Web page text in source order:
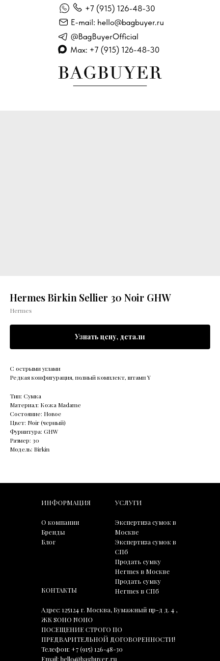
E-mail: hello@bagbuyer.ru
+7 (915) 126-48-30
@BagBuyerOfficial
Max: +7 (915) 126-48-30
Hermes Birkin Sellier 30 Noir GHW
Hermes
Узнать цену, детали
С острыми углами
Редкая конфигурация, полный комплект, штамп Y
Тип: Сумка
Материал: Кожа Madame
Состояние: Новое
Цвет: Noir (черный)
Фурнитура: GHW
Размер: 30
Модель: Birkin
ИНФОРМАЦИЯ
О компании
Бренды
Блог
УСЛУГИ
Экспертиза сумок в
Москве
Экспертиза сумок в
СПб
Продать сумку
Hermes в Москве
Продать сумку
Hermes в СПб
КОНТАКТЫ
Адрес: 125124 г. Москва, Бумажный пр-д д. 4 ,
ЖК SOHO NOHO
ПОСЕЩЕНИЕ СТРОГО ПО
ПРЕДВАРИТЕЛЬНОЙ ДОГОВОРЕННОСТИ!
Телефон: +7 (915) 126-48-30
Email: hello@bagbuyer.ru